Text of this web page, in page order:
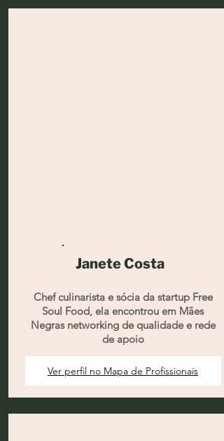
Janete Costa
Chef culinarista e sócia da startup Free
Soul Food, ela encontrou em Mães
Negras networking de qualidade e rede
de apoio
Ver perfil no Mapa de Profissionais